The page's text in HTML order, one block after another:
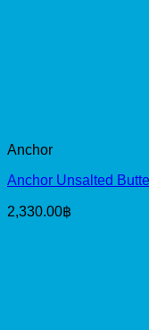
Anchor
Anchor Unsalted
2,330.00฿